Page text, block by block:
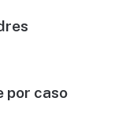
por caso